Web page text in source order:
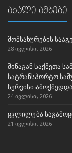
ახალი ამბები
მომსახურების
28 ივლისი, 2026
შინაგან საქმეთა
სატრანსპორტო
სერვისი ამოქმედდა
24 ივლისი, 2026
ცვლილება
21 ივლისი, 2026